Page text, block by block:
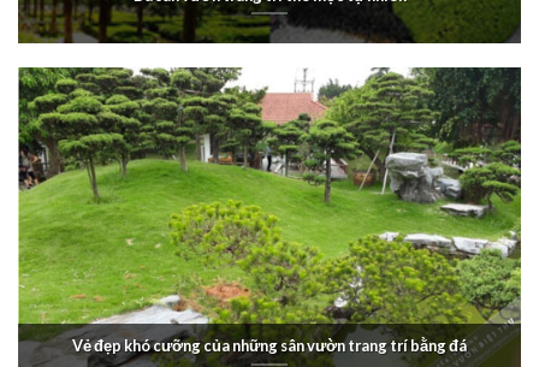
Vẻ đẹp khó cưỡng của những sân vườn trang trí bằng đá